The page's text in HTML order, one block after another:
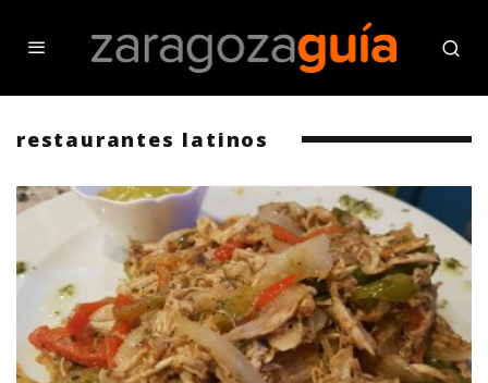
restaurantes latinos